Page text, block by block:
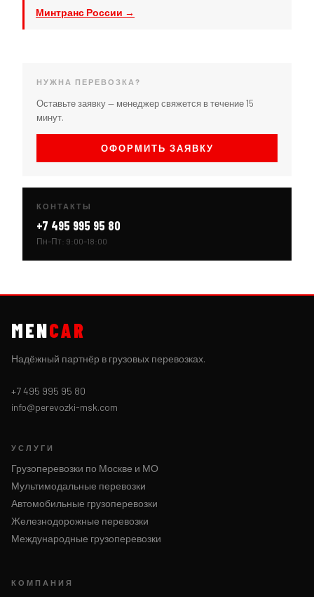
Минтранс России →
НУЖНА ПЕРЕВОЗКА?
Оставьте заявку — менеджер свяжется в течение 15
минут.
ОФОРМИТЬ ЗАЯВКУ
КОНТАКТЫ
+7 495 995 95 80
Пн–Пт: 9:00–18:00
MENCAR
Надёжный партнёр в грузовых перевозках.
+7 495 995 95 80
info@perevozki-msk.com
УСЛУГИ
Грузоперевозки по Москве и МО
Мультимодальные перевозки
Автомобильные грузоперевозки
Железнодорожные перевозки
Международные грузоперевозки
КОМПАНИЯ